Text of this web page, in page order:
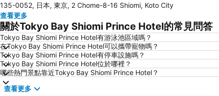
錦系釘站
橫濱車站
東京迪士尼
新橋站
日本橋站
Shibuya
Haneda Airport International Terminal Station
淺草寺
赤坂站
東京巨蛋城
六本木車站
原宿站
羽田機場 東京國際機場
135-0052, 日本, 東京, 2 Chome-8-16 Shiomi, Koto City
查看更多
關於Tokyo Bay Shiomi Prince Hotel的常見問答
Tokyo Bay Shiomi Prince Hotel有游泳池區域嗎？
在Tokyo Bay Shiomi Prince Hotel可以攜帶寵物嗎？
Tokyo Bay Shiomi Prince Hotel有停車設施嗎？
Tokyo Bay Shiomi Prince Hotel位於哪裡？
哪些熱門景點靠近Tokyo Bay Shiomi Prince Hotel？
查看更多